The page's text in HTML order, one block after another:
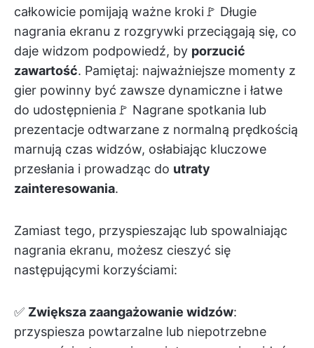
całkowicie pomijają ważne kroki🚩 Długie
nagrania ekranu z rozgrywki przeciągają się, co
daje widzom podpowiedź, by porzucić
zawartość. Pamiętaj: najważniejsze momenty z
gier powinny być zawsze dynamiczne i łatwe
do udostępnienia🚩 Nagrane spotkania lub
prezentacje odtwarzane z normalną prędkością
marnują czas widzów, osłabiając kluczowe
przesłania i prowadząc do utraty
zainteresowania.
Zamiast tego, przyspieszając lub spowalniając
nagrania ekranu, możesz cieszyć się
następującymi korzyściami:
✅ Zwiększa zaangażowanie widzów:
przyspiesza powtarzalne lub niepotrzebne